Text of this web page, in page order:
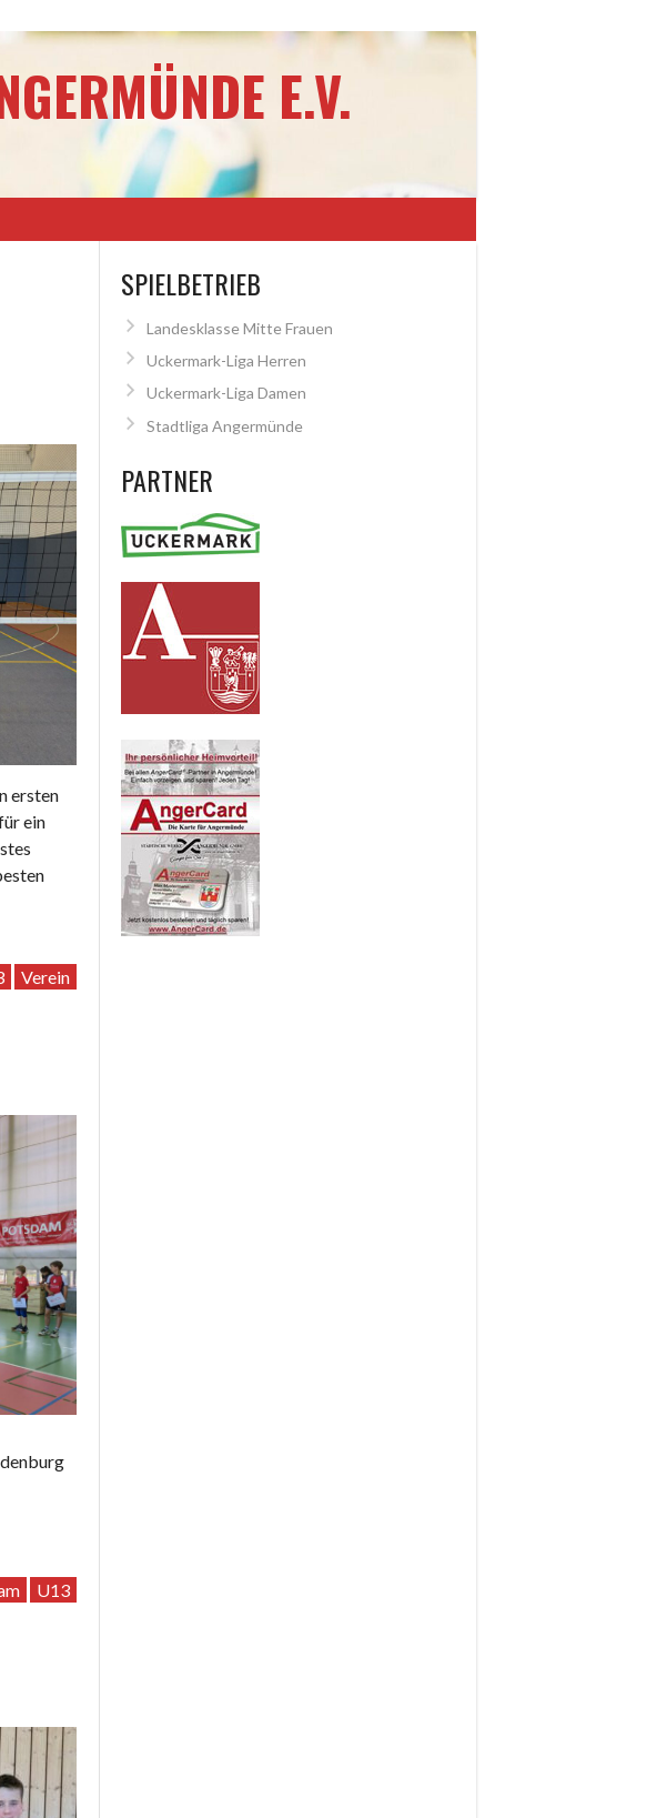
E.V.
ersten
ein
Verein
U13
SPIELBETRIEB
Landesklasse Mitte Frauen
Uckermark-Liga Herren
Uckermark-Liga Damen
Stadtliga Angermünde
PARTNER